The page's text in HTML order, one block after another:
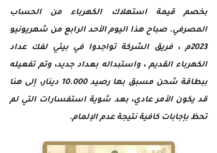
بخصم قيمة استهلاك الكهرباء من الحساب
المصرفي. صباح هذا اليوم الأحد الرابع من شهريونيو
2023م ، فريق الشركة تواجدوا في بيتي لفك عداد
الكهرباء القديم ، واستبداله بعداد جديد، وتم تفعيله
ببطاقة شحن مسبق بها رصيد 10.000 دينار، إلى هنا
قد يكون الأمر عادي، بعد شوية استفسارات التي لم
تحظ بإجابات كافية نتيجة عدم الإلمام.